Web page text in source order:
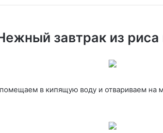
завтрак из риса
в кипящую воду и отвариваем на